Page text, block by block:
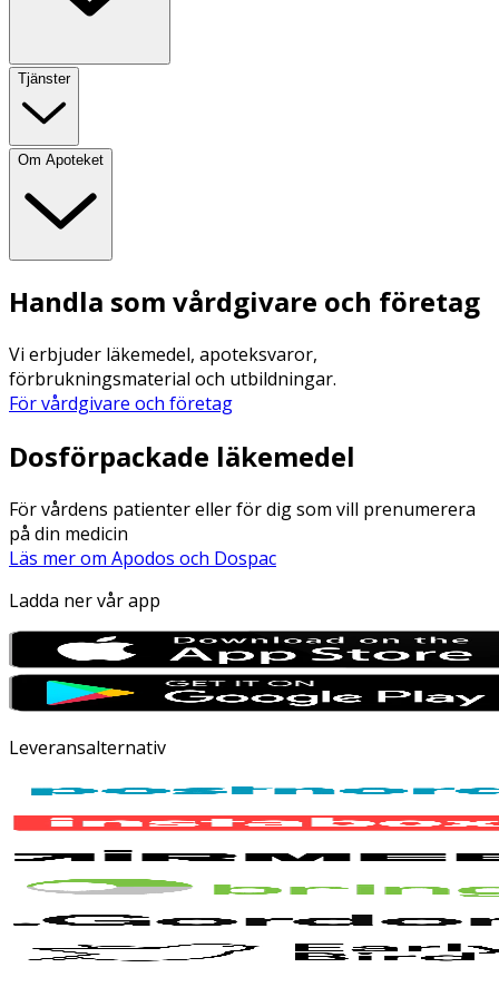
Tjänster
Om Apoteket
Handla som vårdgivare och företag
Vi erbjuder läkemedel, apoteksvaror,
förbrukningsmaterial och utbildningar.
För vårdgivare och företag
Dosförpackade läkemedel
För vårdens patienter eller för dig som vill prenumerera
på din medicin
Läs mer om Apodos och Dospac
Ladda ner vår app
Leveransalternativ